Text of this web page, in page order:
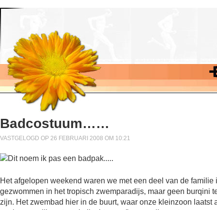
Badcostuum……
VASTGELOGD OP 26 FEBRUARI 2008 OM 10:21
Het afgelopen weekend waren we met een deel van de
gezwommen in het tropisch zwemparadijs, maar geen burqini
zijn. Het zwembad hier in de buurt, waar onze kleinzoon